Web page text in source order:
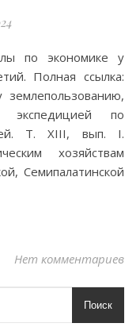
Полная ссылка:
землепользованию,
экспедицией по
Т. XIII, вып. I.
хозяйствам
Семипалатинской
Нет комментариев
Поиск